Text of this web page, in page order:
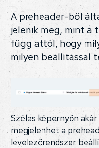
A preheader-ből
jelenik meg, mint a
függ attól, hogy
milyen beállítással
Széles képernyőn
megjelenhet a
levelezőrendszer